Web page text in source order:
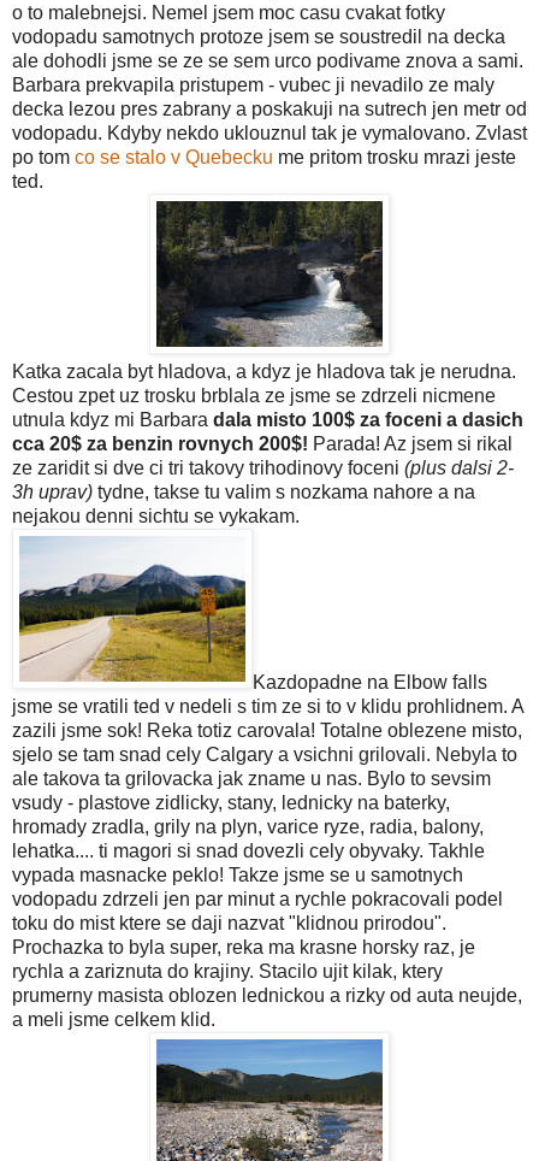
o to malebnejsi. Nemel jsem moc casu cvakat fotky
vodopadu samotnych protoze jsem se soustredil na decka
ale dohodli jsme se ze se sem urco podivame znova a sami.
Barbara prekvapila pristupem - vubec ji nevadilo ze maly
decka lezou pres zabrany a poskakuji na sutrech jen metr od
vodopadu. Kdyby nekdo uklouznul tak je vymalovano. Zvlast
po tom co se stalo v Quebecku me pritom trosku mrazi jeste
ted.
Katka zacala byt hladova, a kdyz je hladova tak je nerudna.
Cestou zpet uz trosku brblala ze jsme se zdrzeli nicmene
utnula kdyz mi Barbara dala misto 100$ za foceni a dasich
cca 20$ za benzin rovnych 200$! Parada! Az jsem si rikal
ze zaridit si dve ci tri takovy trihodinovy foceni (plus dalsi 2-
3h uprav) tydne, takse tu valim s nozkama nahore a na
nejakou denni sichtu se vykakam.
Kazdopadne na Elbow falls
jsme se vratili ted v nedeli s tim ze si to v klidu prohlidnem. A
zazili jsme sok! Reka totiz carovala! Totalne oblezene misto,
sjelo se tam snad cely Calgary a vsichni grilovali. Nebyla to
ale takova ta grilovacka jak zname u nas. Bylo to sevsim
vsudy - plastove zidlicky, stany, lednicky na baterky,
hromady zradla, grily na plyn, varice ryze, radia, balony,
lehatka.... ti magori si snad dovezli cely obyvaky. Takhle
vypada masnacke peklo! Takze jsme se u samotnych
vodopadu zdrzeli jen par minut a rychle pokracovali podel
toku do mist ktere se daji nazvat "klidnou prirodou".
Prochazka to byla super, reka ma krasne horsky raz, je
rychla a zariznuta do krajiny. Stacilo ujit kilak, ktery
prumerny masista oblozen lednickou a rizky od auta neujde,
a meli jsme celkem klid.